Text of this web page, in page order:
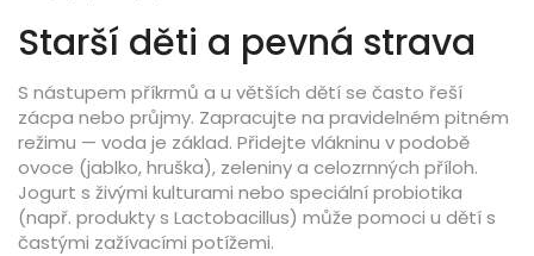
Starší děti a pevná strava
S nástupem příkrmů a u větších dětí se často řeší
zácpa nebo průjmy. Zapracujte na pravidelném pitném
režimu — voda je základ. Přidejte vlákninu v podobě
ovoce (jablko, hruška), zeleniny a celozrnných příloh.
Jogurt s živými kulturami nebo speciální probiotika
(např. produkty s Lactobacillus) může pomoci u dětí s
častými zažívacími potížemi.